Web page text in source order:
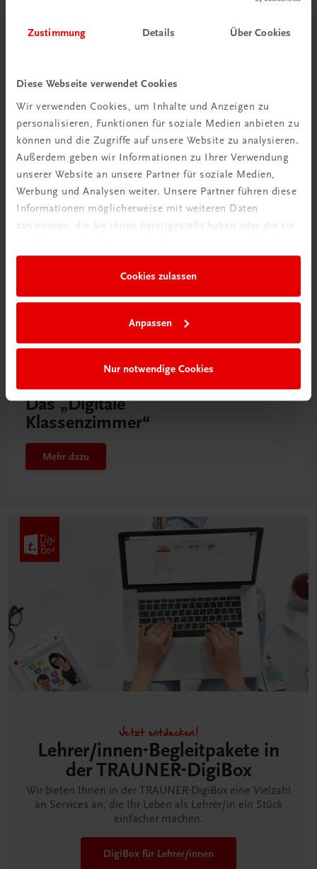
Zustimmung Details Über Cookies
Diese Webseite verwendet Cookies
Wir verwenden Cookies, um Inhalte und Anzeigen zu
personalisieren, Funktionen für soziale Medien anbieten zu
können und die Zugriffe auf unsere Website zu analysieren.
Außerdem geben wir Informationen zu Ihrer Verwendung
unserer Website an unsere Partner für soziale Medien,
Werbung und Analysen weiter. Unsere Partner führen diese
Informationen möglicherweise mit weiteren Daten
zusammen, die Sie ihnen bereitgestellt haben oder die sie
Cookies zulassen
Anpassen
Nur notwendige Cookies
Schon entdeckt?
Ratgeber Schulpraxis
Mehr dazu
Das „Digitale
Klassenzimmer“
Mehr dazu
Jetzt entdecken!
Lehrer/innen-Begleitpakete in
der TRAUNER-DigiBox
Wir bieten Ihnen in der TRAUNER-DigiBox eine Vielzahl
an Services an, die Ihr Leben als Lehrer/in ein Stück
einfacher machen.
DigiBox für Lehrer/innen